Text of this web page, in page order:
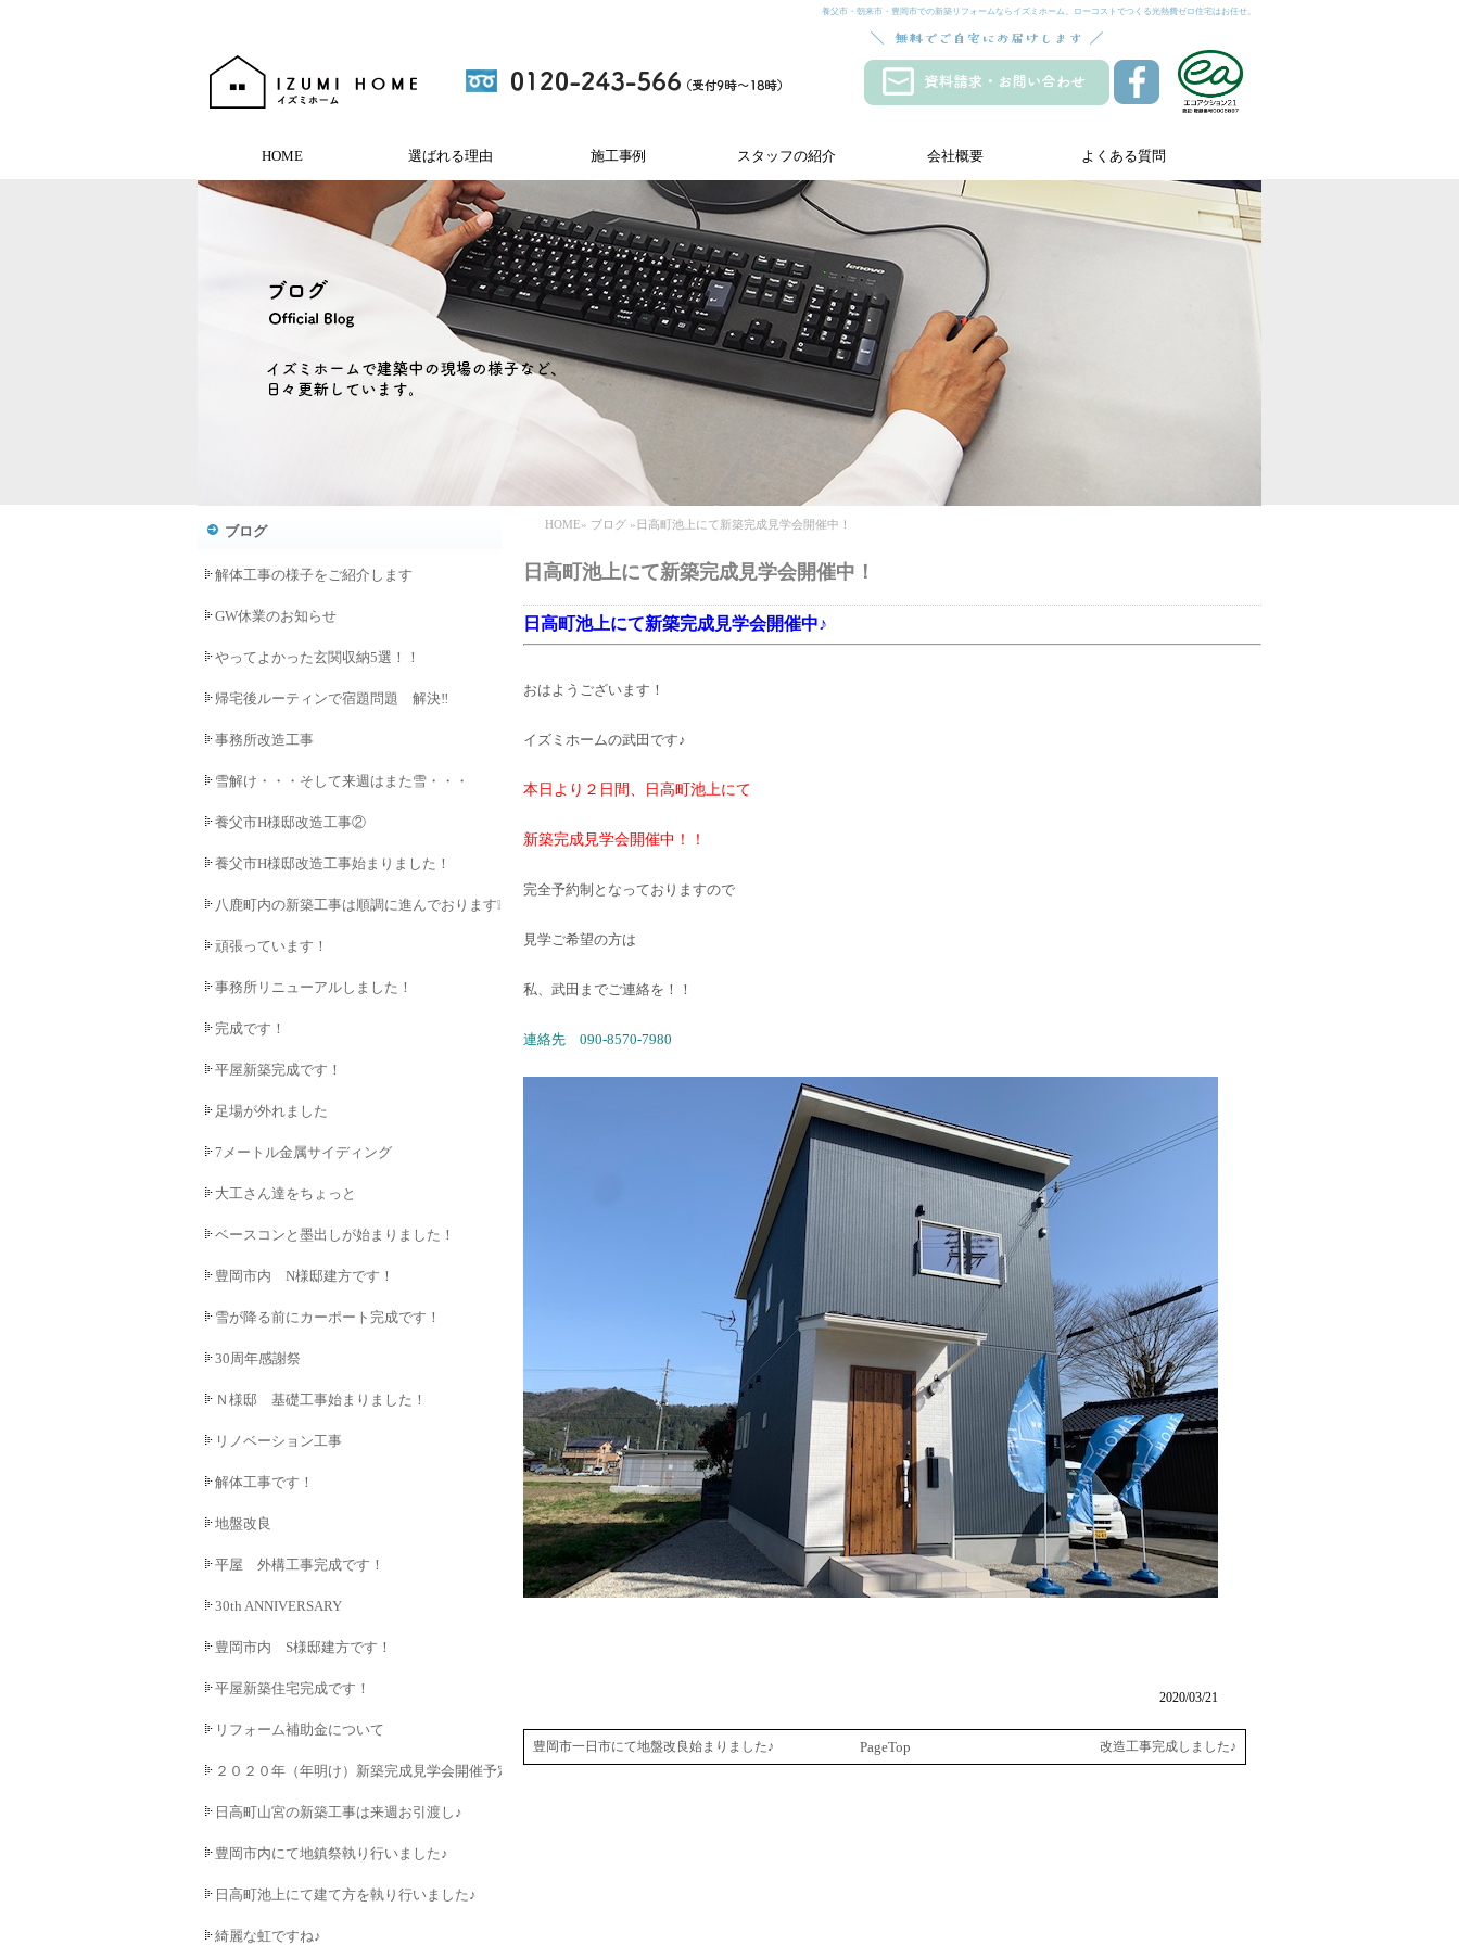
養父市・朝来市・豊岡市での新築リフォームならイズミホーム。ローコストでつくる光熱費ゼロ住宅はお任せ。
HOME 選ばれる理由 施工事例 スタッフの紹介 会社概要 よくある質問
HOME» ブログ »日高町池上にて新築完成見学会開催中！
日高町池上にて新築完成見学会開催中！
日高町池上にて新築完成見学会開催中♪
おはようございます！
イズミホームの武田です♪
本日より２日間、日高町池上にて
新築完成見学会開催中！！
完全予約制となっておりますので
見学ご希望の方は
私、武田までご連絡を！！
連絡先 090-8570-7980
2020/03/21
豊岡市一日市にて地盤改良始まりました♪ PageTop 改造工事完成しました♪
ブログ
解体工事の様子をご紹介します
GW休業のお知らせ
やってよかった玄関収納5選！！
帰宅後ルーティンで宿題問題 解決‼
事務所改造工事
雪解け・・・そして来週はまた雪・・・
養父市H様邸改造工事②
養父市H様邸改造工事始まりました！
八鹿町内の新築工事は順調に進んでおります❕
頑張っています！
事務所リニューアルしました！
完成です！
平屋新築完成です！
足場が外れました
7メートル金属サイディング
大工さん達をちょっと
ベースコンと墨出しが始まりました！
豊岡市内 N様邸建方です！
雪が降る前にカーポート完成です！
30周年感謝祭
Ｎ様邸 基礎工事始まりました！
リノベーション工事
解体工事です！
地盤改良
平屋 外構工事完成です！
30th ANNIVERSARY
豊岡市内 S様邸建方です！
平屋新築住宅完成です！
リフォーム補助金について
２０２０年（年明け）新築完成見学会開催予定♪
日高町山宮の新築工事は来週お引渡し♪
豊岡市内にて地鎮祭執り行いました♪
日高町池上にて建て方を執り行いました♪
綺麗な虹ですね♪